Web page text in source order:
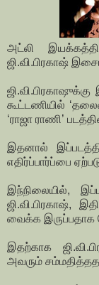
அட்லி
ஜி.வி.பிரகாஷ்
கூட்டணியில்
‘ராஜா ராணி’
இதனால்
எதிர்ப்பார்ப்பை
இந்நிலையில்,
ஜி.வி.பிரகாஷ்,
வைக்க இருப்பதாக
இதற்காக
அவரும்